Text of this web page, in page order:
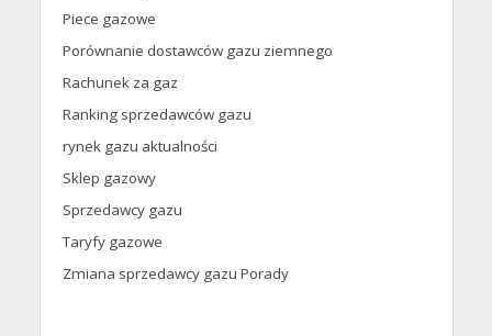
Piece gazowe
Porównanie dostawców gazu ziemnego
Rachunek za gaz
Ranking sprzedawców gazu
rynek gazu aktualności
Sklep gazowy
Sprzedawcy gazu
Taryfy gazowe
Zmiana sprzedawcy gazu Porady